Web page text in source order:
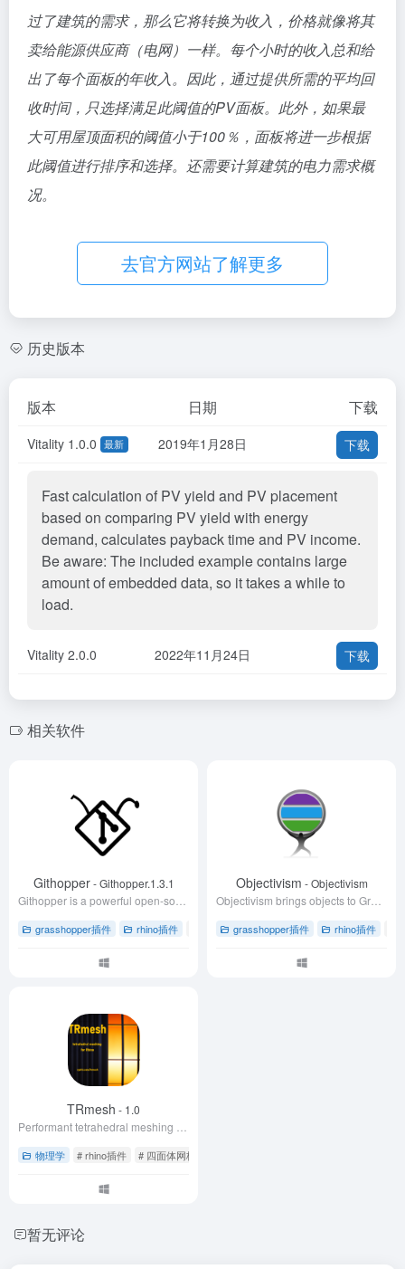
过了建筑的需求，那么它将转换为收入，价格就像将其
卖给能源供应商（电网）一样。每个小时的收入总和给
出了每个面板的年收入。因此，通过提供所需的平均回
收时间，只选择满足此阈值的PV面板。此外，如果最
大可用屋顶面积的阈值小于100％，面板将进一步根据
此阈值进行排序和选择。还需要计算建筑的电力需求概
况。
去官方网站了解更多
历史版本
版本 日期 下载
Vitality 1.0.0 最新 2019年1月28日 下载
Fast calculation of PV yield and PV placement
based on comparing PV yield with energy
demand, calculates payback time and PV income.
Be aware: The included example contains large
amount of embedded data, so it takes a while to
load.
Vitality 2.0.0 2022年11月24日 下载
相关软件
Githopper- Githopper.1.3.1
grasshopper插件 rhino插件 # Githopper教程 # Git版本控制 #
Objectivism - Objectivism
grasshopper插件 rhino插件
TRmesh - 1.0
物理学 # rhino插件 # 四面体网格
暂无评论